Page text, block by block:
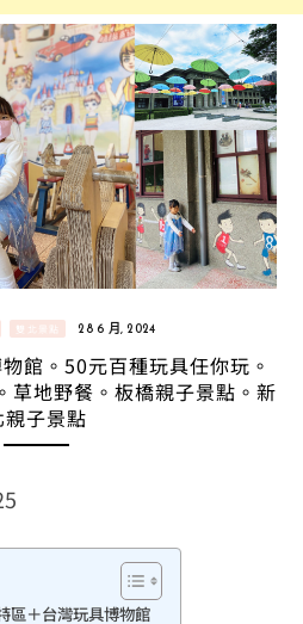
雙北景點 28 6 月, 2024
館。50元百種玩具任你玩。
草地野餐。板橋親子景點。新
親子景點
區＋台灣玩具博物館